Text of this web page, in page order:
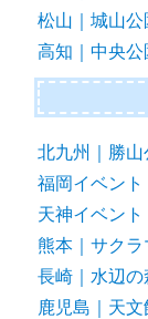
松山｜城山公
高知｜中央公
北九州｜勝山
福岡イベント
天神イベント
熊本｜サクラ
長崎｜水辺の
鹿児島｜天文